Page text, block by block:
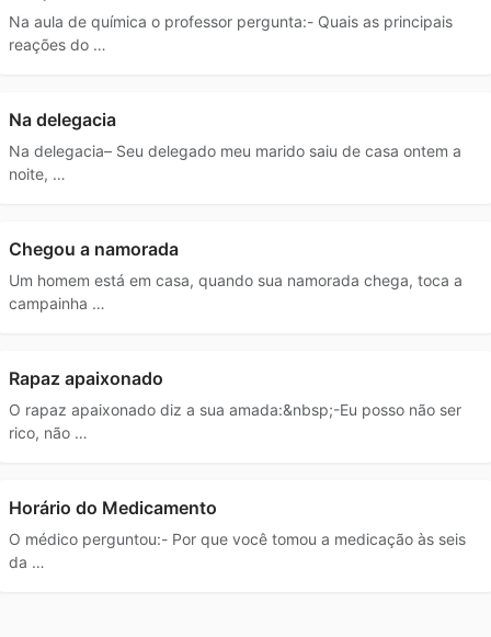
Na aula de química o professor pergunta:- Quais as principais
reações do …
Na delegacia
Na delegacia– Seu delegado meu marido saiu de casa ontem a
noite, …
Chegou a namorada
Um homem está em casa, quando sua namorada chega, toca a
campainha …
Rapaz apaixonado
O rapaz apaixonado diz a sua amada:&nbsp;-Eu posso não ser
rico, não …
Horário do Medicamento
O médico perguntou:- Por que você tomou a medicação às seis
da …